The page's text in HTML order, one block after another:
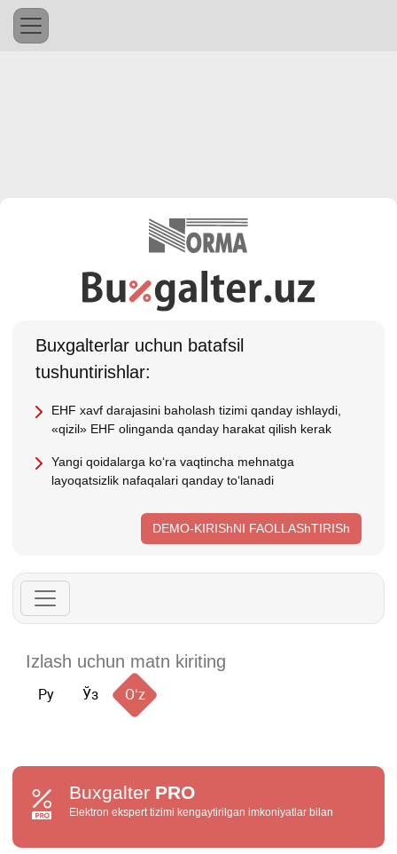
Buхgalterlar uchun batafsil
tushuntirishlar:
EHF хavf darajasini baholash tizimi qanday ishlaydi,
«qizil» EHF olinganda qanday harakat qilish kerak
Yangi qoidalarga koʻra vaqtincha mehnatga
layoqatsizlik nafaqalari qanday toʻlanadi
DEMO-KIRIShNI FAOLLAShTIRISh
Ру Ўз Oʻz
Buxgalter PRO
Elektron ekspert tizimi kengaytirilgan imkoniyatlar bilan